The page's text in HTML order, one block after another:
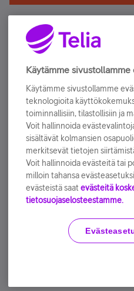
Älä jää paitsi –
Tilaa Telian uutiskirje ja
sähköpostiisi.
Tilaa nyt
Käyttöehdot
Käytämme sivustollamme
Käytämme sivustollamme
teknologioita
toiminnallisiin, tilastollisiin ja
Voit hallinnoida
sisältävät kolmansien
merkitsevät tietojen
Voit hallinnoida evästeitä tai
milloin tahansa
evästeistä saat evästeitä
tietosuojaselosteestamme.